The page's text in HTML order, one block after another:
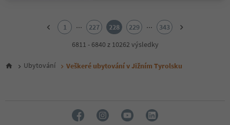
6
1 ... 227 228 229 ...
343
6811 - 6840 z 10262 výsledky
Ubytování Veškeré ubytování v Jižním Tyrolsku